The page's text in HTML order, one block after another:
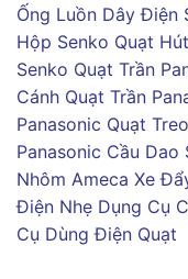
Ống Luồn Dây Điện
Hộp Senko Quạt
Senko Quạt Trần
Cánh Quạt Trần
Panasonic Quạt
Panasonic Cầu Dao
Nhôm Ameca Xe
Điện Nhẹ Dụng Cụ
Cụ Dùng Điện Quạt